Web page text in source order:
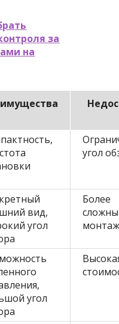
за
на
угол
вид,
угол
Более
угол